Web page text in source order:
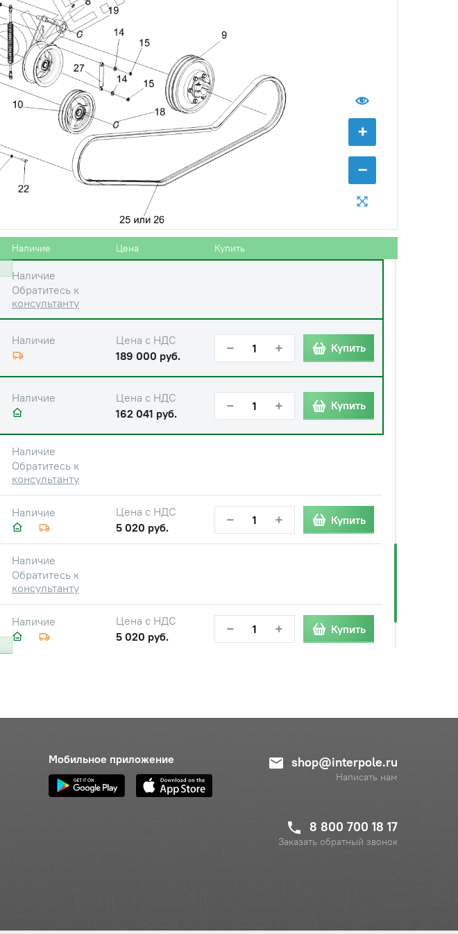
+
−
Наличие Цена Купить
Наличие
Обратитесь к
консультанту
Наличие
Обратитесь к
консультанту
Наличие
Обратитесь к
консультанту
Обратитесь к
консультанту
Наличие
Обратитесь к
консультанту
Наличие
Цена с НДС
189 000 руб.
− + Купить
Наличие
Цена с НДС
162 041 руб.
− + Купить
Наличие
Обратитесь к
консультанту
Наличие
Цена с НДС
5 020 руб.
− + Купить
Наличие
Обратитесь к
консультанту
Наличие
Цена с НДС
5 020 руб.
− + Купить
2 840 руб.
Мобильное приложение shop@interpole.ru
Написать нам
8 800 700 18 17
Заказать обратный звонок